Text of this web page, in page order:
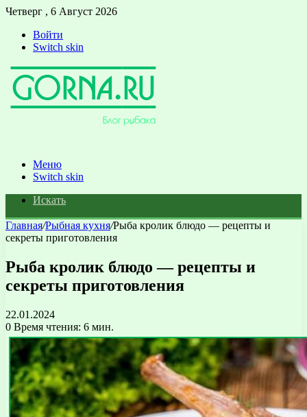
Четверг , 6 Август 2026
Войти
Switch skin
Меню
Switch skin
Искать
Главная/Рыбная кухня/Рыба кролик блюдо — рецепты и
секреты приготовления
Рыба кролик блюдо — рецепты и
секреты приготовления
22.01.2024
0 Время чтения: 6 мин.